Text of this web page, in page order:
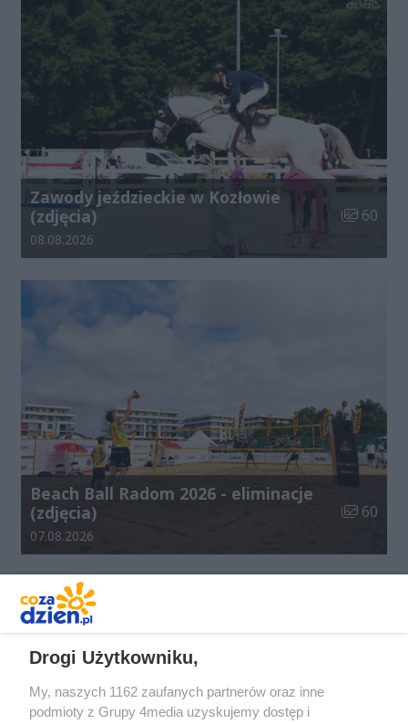
Zawody jeździeckie w Kozłowie
(zdjęcia)
Liczba
60
Data dodania galerii:
08.08.2026
Beach Ball Radom 2026 - eliminacje
(zdjęcia)
Liczba
60
Data dodania galerii:
07.08.2026
Drogi Użytkowniku,
My, naszych 1162 zaufanych partnerów oraz inne
podmioty z Grupy 4media uzyskujemy dostęp i